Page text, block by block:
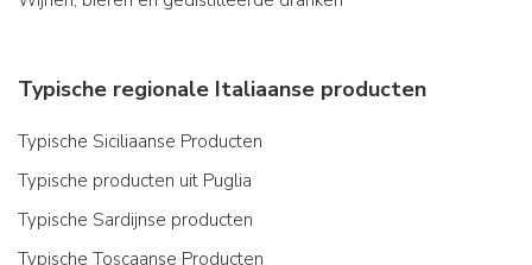
Typische regionale Italiaanse producten
Typische Siciliaanse Producten
Typische producten uit Puglia
Typische Sardijnse producten
Typische Toscaanse Producten